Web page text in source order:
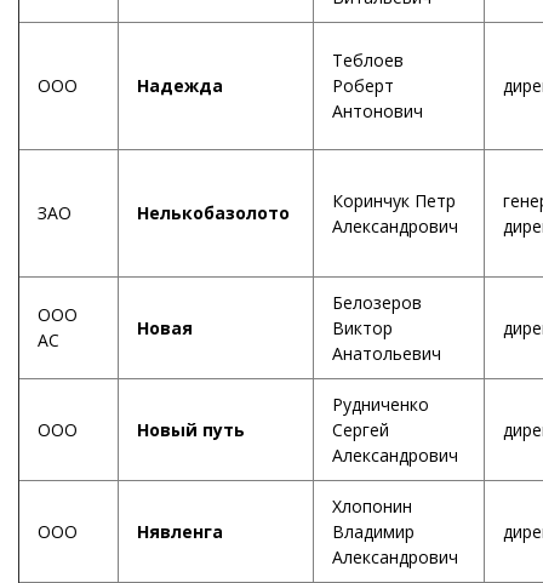
ООО Надежда
Теблоев
Роберт
Антонович
ЗАО Нелькобазолото
Коринчук Петр
Александрович
ООО
АС
Новая
Белозеров
Виктор
Анатольевич
ООО Новый путь
Рудниченко
Сергей
Александрович
ООО Нявленга
Хлопонин
Владимир
Александрович